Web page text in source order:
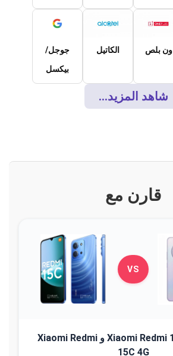
ون بلص الكاتيل
جوجل/
بيكسل
شاهد المزيد...
قارن مع
VS
مقارنة بين Xiaomi Redmi 14C و Xiaomi Redmi
15C 4G